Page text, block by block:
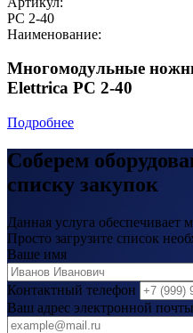
PC 2-40
Наименование:
Многомодульные
Elettrica PC 2-40
Подробнее
Соберем
списку закупок
Данная услуга обеспечивает
Просто загрузите список
Ваше имя
Контактный телефон
Ваш адрес электронной почты